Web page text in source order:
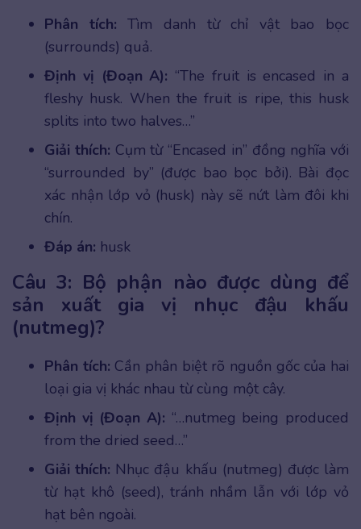
Phân tích: Tìm danh từ chỉ vật bao bọc
(surrounds) quả.
Định vị (Đoạn A): “The fruit is encased in a
fleshy husk. When the fruit is ripe, this husk
splits into two halves…”
Giải thích: Cụm từ “Encased in” đồng nghĩa với
“surrounded by” (được bao bọc bởi). Bài đọc
xác nhận lớp vỏ (husk) này sẽ nứt làm đôi khi
chín.
Đáp án: husk
Câu 3: Bộ phận nào được dùng để
sản xuất gia vị nhục đậu khấu
(nutmeg)?
Phân tích: Cần phân biệt rõ nguồn gốc của hai
loại gia vị khác nhau từ cùng một cây.
Định vị (Đoạn A): “…nutmeg being produced
from the dried seed…”
Giải thích: Nhục đậu khấu (nutmeg) được làm
từ hạt khô (seed), tránh nhầm lẫn với lớp vỏ
hạt bên ngoài.